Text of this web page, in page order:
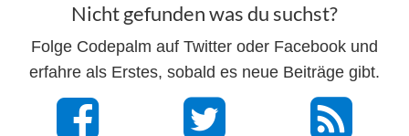
Nicht gefunden was du suchst?
Folge Codepalm auf Twitter oder Facebook und
erfahre als Erstes, sobald es neue Beiträge gibt.